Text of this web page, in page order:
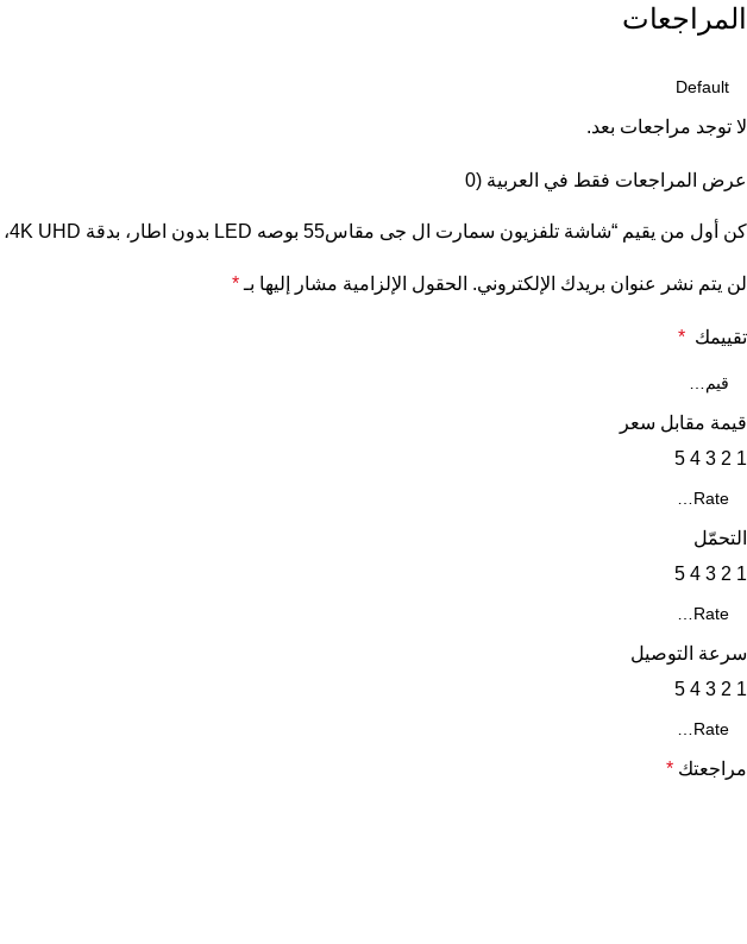
المراجعات
لا توجد مراجعات بعد.
عرض المراجعات فقط في العربية (0
كن أول من يقيم “شاشة تلفزيون سمارت ال جى مقاس55 بوصه LED بدون اطار، بدقة 4K UHD، بريسيفر داخلي – 55UA85006LA”
لن يتم نشر عنوان بريدك الإلكتروني. الحقول الإلزامية مشار إليها بـ *
تقييمك *
قيمة مقابل سعر
1
2
3
4
5
التحمّل
1
2
3
4
5
سرعة التوصيل
1
2
3
4
5
مراجعتك *